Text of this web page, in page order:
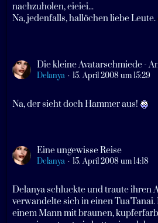
nachzuholen, eieiei...
Na, jedenfalls, hallöchen liebe Leute.
Die kleine Avatarschmiede -
Delanya 15. April 2008 um 15:29
Na, der sieht doch Hammer aus!
Eine ungewisse Reise
Delanya 15. April 2008 um 14:18
Delanya schluckte und traute ihren
verwandelte sich in einen
einem Mann mit braunen,